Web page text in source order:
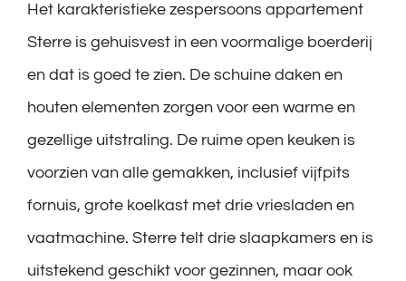
Het karakteristieke zespersoons appartement
Sterre is gehuisvest in een voormalige boerderij
en dat is goed te zien. De schuine daken en
houten elementen zorgen voor een warme en
gezellige uitstraling. De ruime open keuken is
voorzien van alle gemakken, inclusief vijfpits
fornuis, grote koelkast met drie vriesladen en
vaatmachine. Sterre telt drie slaapkamers en is
uitstekend geschikt voor gezinnen, maar ook